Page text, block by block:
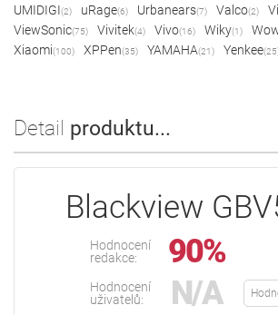
UMIDIGI(2) uRage(6) Urbanears(7) Valco(2)
ViewSonic(75) Vivitek(4) Vivo(16) Wiky(1)
Xiaomi(100) XPPen(35) YAMAHA(21) Yenkee
Detail produktu...
Blackview
Hodnocení
redakce:
90%
Hodnocení
uživatelů:
N/A